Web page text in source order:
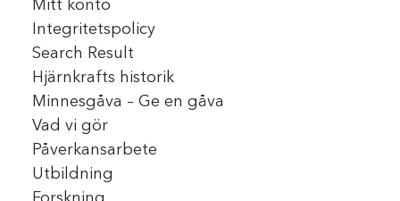
Mitt konto
Integritetspolicy
Search Result
Hjärnkrafts historik
Minnesgåva – Ge en gåva
Vad vi gör
Påverkansarbete
Utbildning